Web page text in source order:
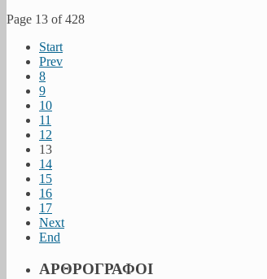
Page 13 of 428
Start
Prev
8
9
10
11
12
13
14
15
16
17
Next
End
ΑΡΘΡΟΓΡΑΦΟΙ